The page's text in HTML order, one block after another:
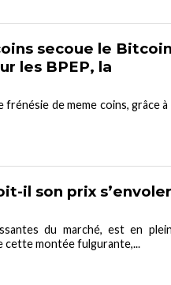
secoue le
les BPEP, la
de meme coins, grâce à
il son prix s’envoler
du marché, est en
cette montée fulgurante,...